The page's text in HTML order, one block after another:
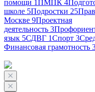
помощи 1ПМПК 4
школе 5Подростки 25
Москве 9Проектная
деятельность 3
язык 5СДВГ 1Спорт 3
Финансовая грамотность